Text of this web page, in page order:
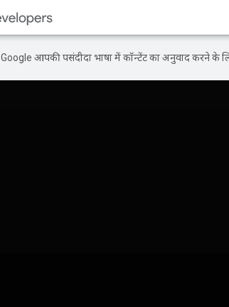
Google आपकी पसंदीदा भाषा में कॉन्टेंट का अनुवाद करने के